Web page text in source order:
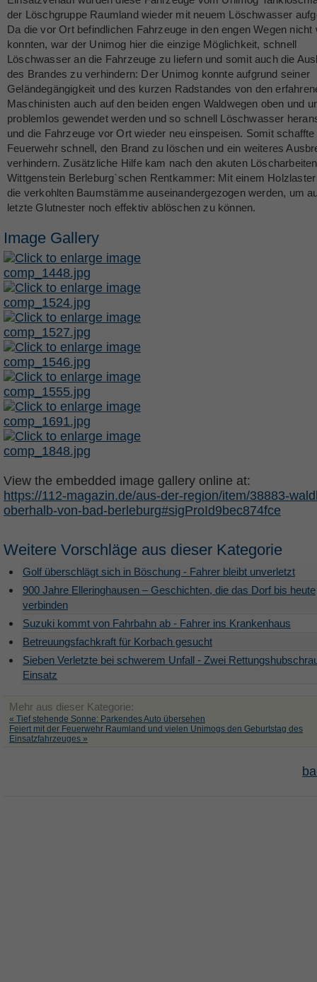
der Löschgruppe Raumland wieder mit neuem Löschwasser
Da die vor Ort befindlichen Fahrzeuge in den engen Wegen nicht
konnten, war der Unimog hier die einzige Möglichkeit, schnell
Löschwasser an die Fahrzeuge zu liefern und somit auch die
des Brandes zu verhindern: Der Unimog konnte aufgrund seiner
Geländegängigkeit und des kurzen Radstandes von den
Maschinisten auch auf den beiden engen Waldwegen oben und
problemlos gewendet werden und so schnell Löschwasser
und die Fahrzeuge vor Ort wieder neu einspeisen. Somit
Feuerwehr schnell, den Brand zu löschen und ein weiteres
verhindern. Zusätzliche Hilfe kam nach den akuten
Wittgenstein Berleburg`schen Rentkammer: Mit einem
die verkohlten Baumstämme auseinandergezogen werden, um
letzte Glutnester noch effektiv ablöschen zu können.
Image Gallery
View the embedded image gallery online at:
https://112-magazin.de/aus-der-region/item/38883-
oberhalb-von-bad-berleburg#sigProId9bec874fce
Weitere Vorschläge aus dieser Kategorie
Golf überschlägt sich in Böschung - Fahrer bleibt unverletzt
900 Jahre Elleringhausen – Geschichten, die das Dorf bis heute
verbinden
Suzuki kommt von Fahrbahn ab - Fahrer ins Krankenhaus
Betreuungsfachkraft für Korbach gesucht
Sieben Verletzte bei schwerem Unfall - Zwei
Einsatz
Mehr aus dieser Kategorie:
« Tief stehende Sonne: Parkendes Auto übersehen
Feiert mit der Feuerwehr Raumland und vielen Unimogs den Geburtstag des
Einsatzfahrzeuges »